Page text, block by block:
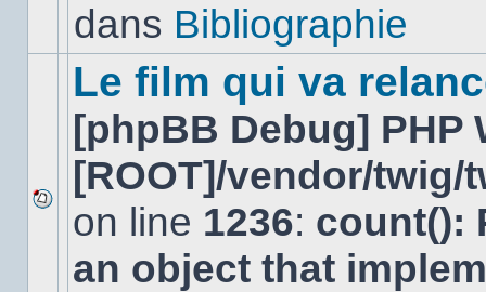
dansdans Bibliographie
Aucun
nouveau
message
non-
Le film qui va
[phpBB Debug] PHP
[ROOT]/vendor/
on line 1236: count():
an object that